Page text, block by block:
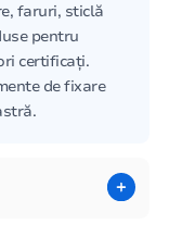
faruri, sticlă
pentru
certificați.
de fixare